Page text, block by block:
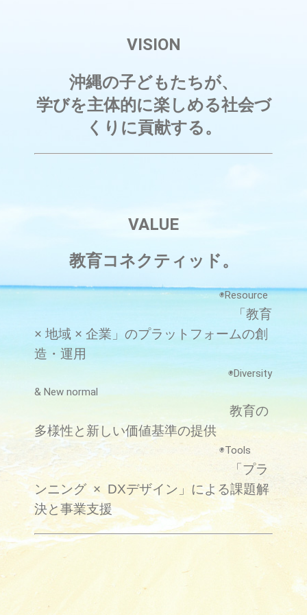
VISION
沖縄の子どもたちが、
学びを主体的に楽しめる社会づ
くりに貢献する。
VALUE
教育コネクティッド。
◉Resource
「教育
× 地域 × 企業」のプラットフォームの創
造・運用
◉Diversity
& New normal
教育の
多様性と新しい価値基準の提供
◉Tools
「プラ
ンニング × DXデザイン」による課題解
決と事業支援